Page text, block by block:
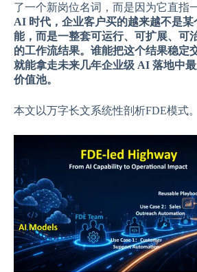
了一个新岗位名词，而是因为它直指
AI 时代，企业客户买的越来越不是某
能，而是一整套可运行、可扩展、可
的工作流结果。谁能把这个结果稳定
就能拿走未来几年企业级 AI 落地中
价值池。
本文以万字长文系统性剖析FDE模式。